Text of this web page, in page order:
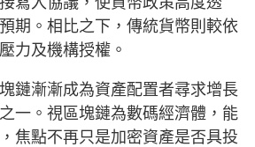
期。相比之下，傳統貨幣則較依
力及機構授權。
鏈漸漸成為資產配置者尋求增長
一。視區塊鏈為數碼經濟體，能
焦點不再只是加密資產是否具投